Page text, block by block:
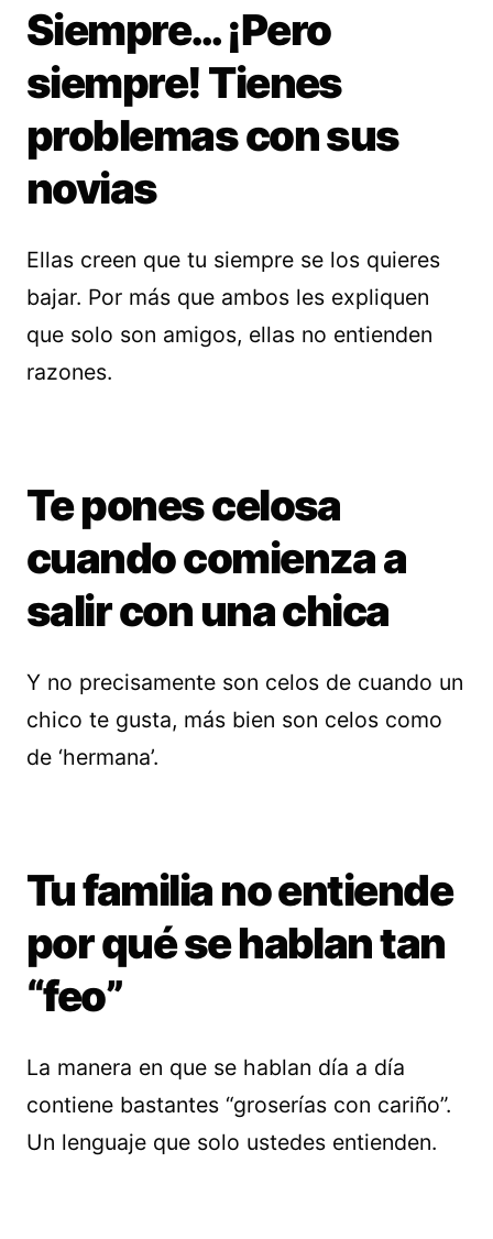
Siempre… ¡Pero
siempre! Tienes
problemas con sus
novias
Ellas creen que tu siempre se los quieres
bajar. Por más que ambos les expliquen
que solo son amigos, ellas no entienden
razones.
Te pones celosa
cuando comienza a
salir con una chica
Y no precisamente son celos de cuando un
chico te gusta, más bien son celos como
de ‘hermana’.
Tu familia no entiende
por qué se hablan tan
“feo”
La manera en que se hablan día a día
contiene bastantes “groserías con cariño”.
Un lenguaje que solo ustedes entienden.